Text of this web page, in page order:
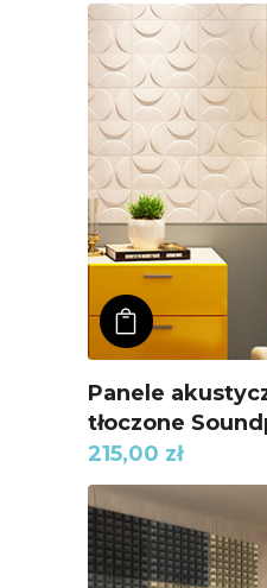
ADD TO
Panele
tłoczone
215,00 zł